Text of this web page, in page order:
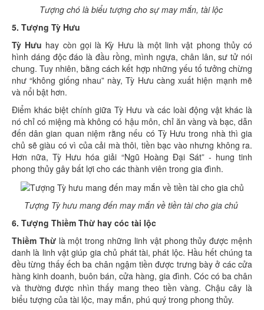
Tượng chó là biểu tượng cho sự may mắn, tài lộc
5. Tượng Tỳ Hưu
Tỳ Hưu hay còn gọi là Kỳ Hưu là một linh vật phong thủy có
hình dáng độc đáo là đầu rồng, mình ngựa, chân lân, sư tử nói
chung. Tuy nhiên, bằng cách kết hợp những yếu tố tưởng chừng
như “không giống nhau” này, Tỳ Hưu càng xuất hiện mạnh mẽ
và nổi bật hơn.
Điểm khác biệt chính giữa Tỳ Hưu và các loài động vật khác là
nó chỉ có miệng mà không có hậu môn, chỉ ăn vàng và bạc, dẫn
đến dân gian quan niệm rằng nếu có Tỳ Hưu trong nhà thì gia
chủ sẽ giàu có vì của cải mà thôi, tiền bạc vào nhưng không ra.
Hơn nữa, Tỳ Hưu hóa giải “Ngũ Hoàng Đại Sát” - hung tinh
phong thủy gây bất lợi cho các thành viên trong gia đình.
Tượng Tỳ hưu mang đến may mắn về tiền tài cho gia chủ
6. Tượng Thiềm Thừ hay cóc tài lộc
Thiềm Thừlà một trong những linh vật phong thủy được mệnh
danh là linh vật giúp gia chủ phát tài, phát lộc. Hầu hết chúng ta
đều từng thấy ếch ba chân ngậm tiền được trưng bày ở các cửa
hàng kinh doanh, buôn bán, cửa hàng, gia đình. Cóc có ba chân
và thường được nhìn thấy mang theo tiền vàng. Chậu cây là
biểu tượng của tài lộc, may mắn, phú quý trong phong thủy.